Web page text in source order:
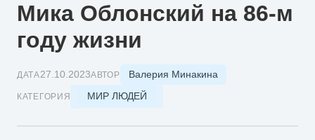
Мика Облонский на 86-м
году жизни
ДАТА27.10.2023АВТОР Валерия Минакина
КАТЕГОРИЯ МИР ЛЮДЕЙ